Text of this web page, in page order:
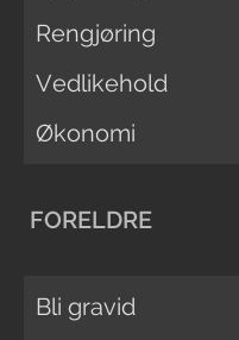
Rengjøring
Vedlikehold
Økonomi
FORELDRE
Bli gravid